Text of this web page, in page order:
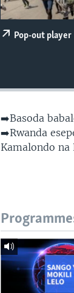
Pop-out player
➡️Basoda
➡️Rwanda
Kamalondo na